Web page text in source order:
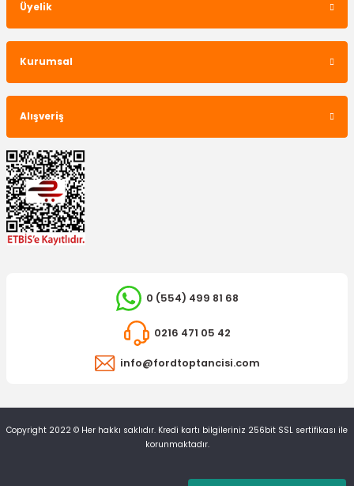
Ön Tampon Bağlantı Braketi Mondeo Sol
Üyelik
Kurumsal
Alışveriş
0 (554) 499 81 68
0216 471 05 42
info@fordtoptancisi.com
Copyright 2022 © Her hakkı saklıdır. Kredi kartı bilgileriniz 256bit SSL sertifikası ile
korunmaktadır.